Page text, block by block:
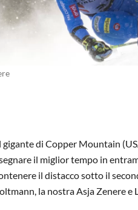
di Copper Mountain
il miglior tempo in
il distacco sotto il
la nostra Asja Zenere e